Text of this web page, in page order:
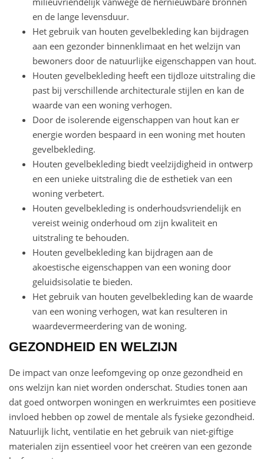
en de lange levensduur.
Het gebruik van houten gevelbekleding kan bijdragen
aan een gezonder binnenklimaat en het welzijn van
bewoners door de natuurlijke eigenschappen van hout.
Houten gevelbekleding heeft een tijdloze uitstraling die
past bij verschillende architecturale stijlen en kan de
waarde van een woning verhogen.
Door de isolerende eigenschappen van hout kan er
energie worden bespaard in een woning met houten
gevelbekleding.
Houten gevelbekleding biedt veelzijdigheid in ontwerp
en een unieke uitstraling die de esthetiek van een
woning verbetert.
Houten gevelbekleding is onderhoudsvriendelijk en
vereist weinig onderhoud om zijn kwaliteit en
uitstraling te behouden.
Houten gevelbekleding kan bijdragen aan de
akoestische eigenschappen van een woning door
geluidsisolatie te bieden.
Het gebruik van houten gevelbekleding kan de waarde
van een woning verhogen, wat kan resulteren in
waardevermeerdering van de woning.
GEZONDHEID EN WELZIJN
De impact van onze leefomgeving op onze gezondheid en
ons welzijn kan niet worden onderschat. Studies tonen aan
dat goed ontworpen woningen en werkruimtes een positieve
invloed hebben op zowel de mentale als fysieke gezondheid.
Natuurlijk licht, ventilatie en het gebruik van niet-giftige
materialen zijn essentieel voor het creëren van een gezonde